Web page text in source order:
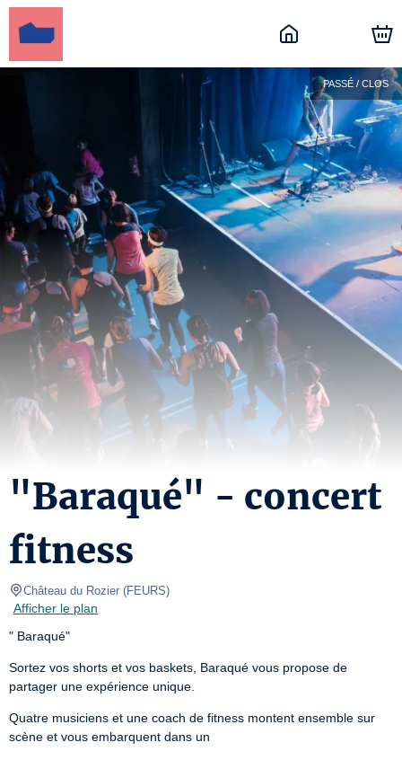
PASSÉ / CLOS
"Baraqué" - concert
fitness
Château du Rozier (FEURS)
Afficher le plan
" Baraqué"
Sortez vos shorts et vos baskets, Baraqué vous propose de
partager une expérience unique.
Quatre musiciens et une coach de fitness montent ensemble sur
scène et vous embarquent dans un